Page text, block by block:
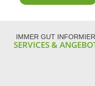
der letzte Spieltag der
IMMER GUT
SERVICES &